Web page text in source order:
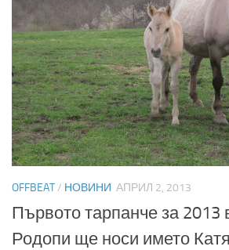
OFFBEAT/ НОВИНИ АПРИЛ 2, 2013
Първото тарпанче за 2013
Родопи ще носи името